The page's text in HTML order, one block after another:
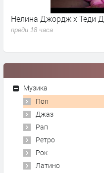
Нелина Джордж x Теди
преди 18 часа
Музика
Поп
Джаз
Рап
Ретро
Рок
Латино